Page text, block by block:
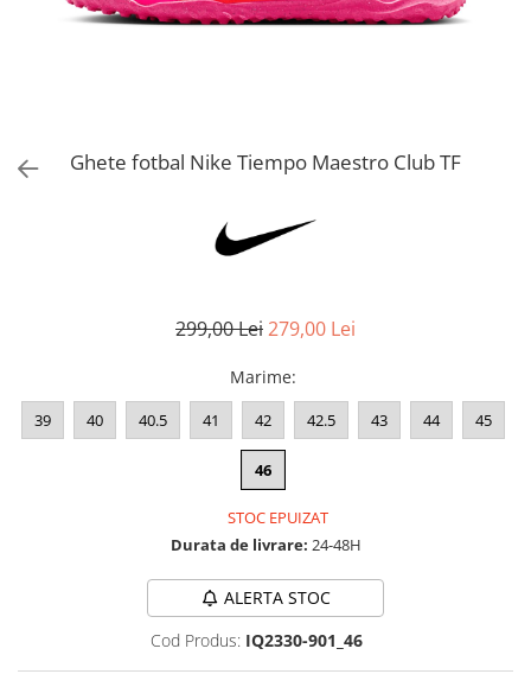
Bluze fotbal copii
Sorturi fotbal femei
Ghete fotbal Nike Tiempo Maestro Club TF
299,00 Lei279,00 Lei
Marime:
39 40 40.5 41 42 42.5 43 44 45
46
STOC EPUIZAT
Durata de livrare: 24-48H
ALERTA STOC
Cod Produs: IQ2330-901_46